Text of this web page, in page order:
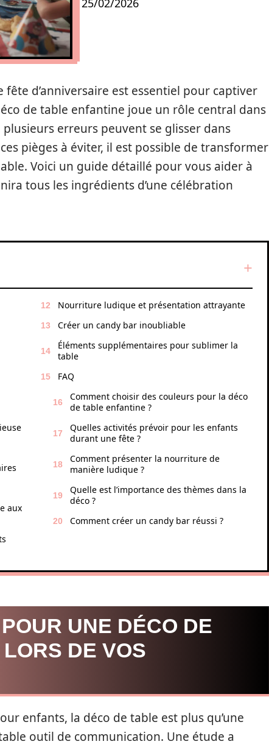
25/02/2026
d’anniversaire est essentiel pour captiver
de table enfantine joue un rôle central dans
erreurs peuvent se glisser dans
pièges à éviter, il est possible de transformer
Voici un guide détaillé pour vous aider à
tous les ingrédients d’une célébration
aux
Nourriture ludique et présentation attrayante
Créer un candy bar inoubliable
Éléments supplémentaires pour sublimer la
table
FAQ
Comment choisir des couleurs pour la déco
de table enfantine ?
Quelles activités prévoir pour les enfants
durant une fête ?
Comment présenter la nourriture de
manière ludique ?
Quelle est l’importance des thèmes dans la
déco ?
Comment créer un candy bar réussi ?
UNE DÉCO DE
DE VOS
enfants, la déco de table est plus qu’une
outil de communication. Une étude a